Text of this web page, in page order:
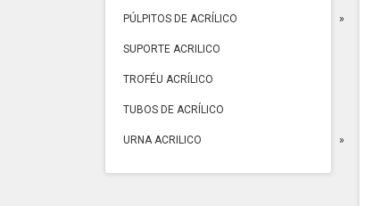
PÚLPITOS DE ACRÍLICO
SUPORTE ACRILICO
TROFÉU ACRÍLICO
TUBOS DE ACRÍLICO
URNA ACRILICO